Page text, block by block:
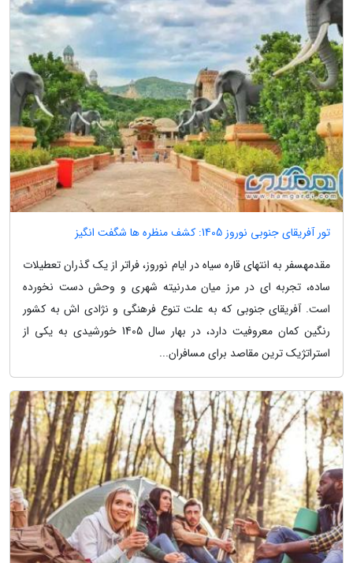
تور آفریقای جنوبی نوروز 1405: کشف منظره ها شگفت انگیز
مقدمهسفر به انتهای قاره سیاه در ایام نوروز، فراتر از یک گذران تعطیلات
ساده، تجربه ای در مرز میان مدرنیته شهری و وحش دست نخورده
است. آفریقای جنوبی که به علت تنوع فرهنگی و نژادی اش به کشور
رنگین کمان معروفیت دارد، در بهار سال 1405 خورشیدی به یکی از
استراتژیک ترین مقاصد برای مسافران...